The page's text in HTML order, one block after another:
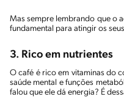
Mas sempre lembrando que o
fundamental para atingir os
3. Rico em nutrientes
O café é rico em vitaminas do
saúde mental e funções
falou que ele dá energia? É